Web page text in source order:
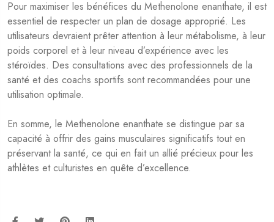
Pour maximiser les bénéfices du Methenolone enanthate, il est
essentiel de respecter un plan de dosage approprié. Les
utilisateurs devraient prêter attention à leur métabolisme, à leur
poids corporel et à leur niveau d’expérience avec les
stéroïdes. Des consultations avec des professionnels de la
santé et des coachs sportifs sont recommandées pour une
utilisation optimale.
En somme, le Methenolone enanthate se distingue par sa
capacité à offrir des gains musculaires significatifs tout en
préservant la santé, ce qui en fait un allié précieux pour les
athlètes et culturistes en quête d’excellence.